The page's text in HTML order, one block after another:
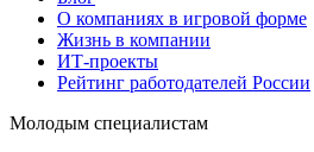
О компаниях в игровой форме
Жизнь в компании
ИТ-проекты
Рейтинг работодателей России
Молодым специалистам